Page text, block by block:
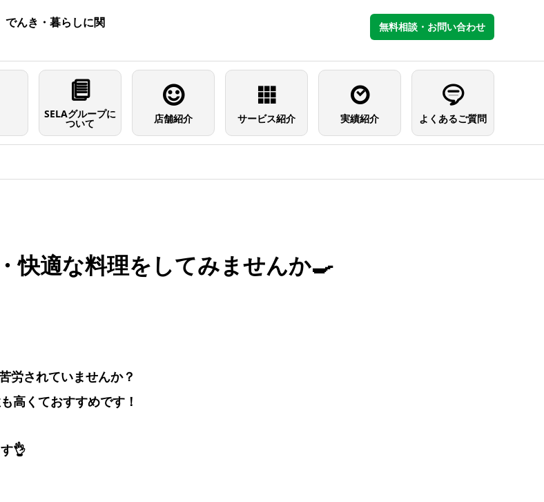
でんき・暮らしに関
無料相談・お問い合わせ
SELAグループに
ついて 店舗紹介 サービス紹介 実績紹介 よくあるご質問
快適な料理をしてみませんか🍳
労されていませんか？
高くておすすめです！
👌